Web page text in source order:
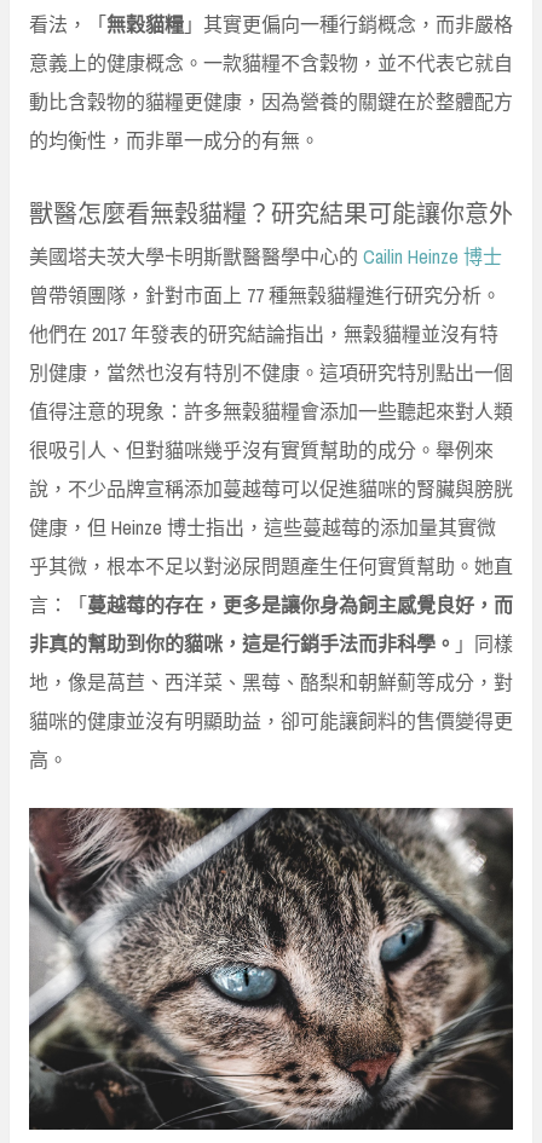
看法，「無穀貓糧」其實更偏向一種行銷概念，而非嚴格
意義上的健康概念。一款貓糧不含穀物，並不代表它就自
動比含穀物的貓糧更健康，因為營養的關鍵在於整體配方
的均衡性，而非單一成分的有無。
獸醫怎麼看無穀貓糧？研究結果可能讓你意外
美國塔夫茨大學卡明斯獸醫醫學中心的 Cailin Heinze 博士
曾帶領團隊，針對市面上 77 種無穀貓糧進行研究分析。
他們在 2017 年發表的研究結論指出，無穀貓糧並沒有特
別健康，當然也沒有特別不健康。這項研究特別點出一個
值得注意的現象：許多無穀貓糧會添加一些聽起來對人類
很吸引人、但對貓咪幾乎沒有實質幫助的成分。舉例來
說，不少品牌宣稱添加蔓越莓可以促進貓咪的腎臟與膀胱
健康，但 Heinze 博士指出，這些蔓越莓的添加量其實微
乎其微，根本不足以對泌尿問題產生任何實質幫助。她直
言：「蔓越莓的存在，更多是讓你身為飼主感覺良好，而
非真的幫助到你的貓咪，這是行銷手法而非科學。 」同樣
地，像是萵苣、西洋菜、黑莓、酪梨和朝鮮薊等成分，對
貓咪的健康並沒有明顯助益，卻可能讓飼料的售價變得更
高。